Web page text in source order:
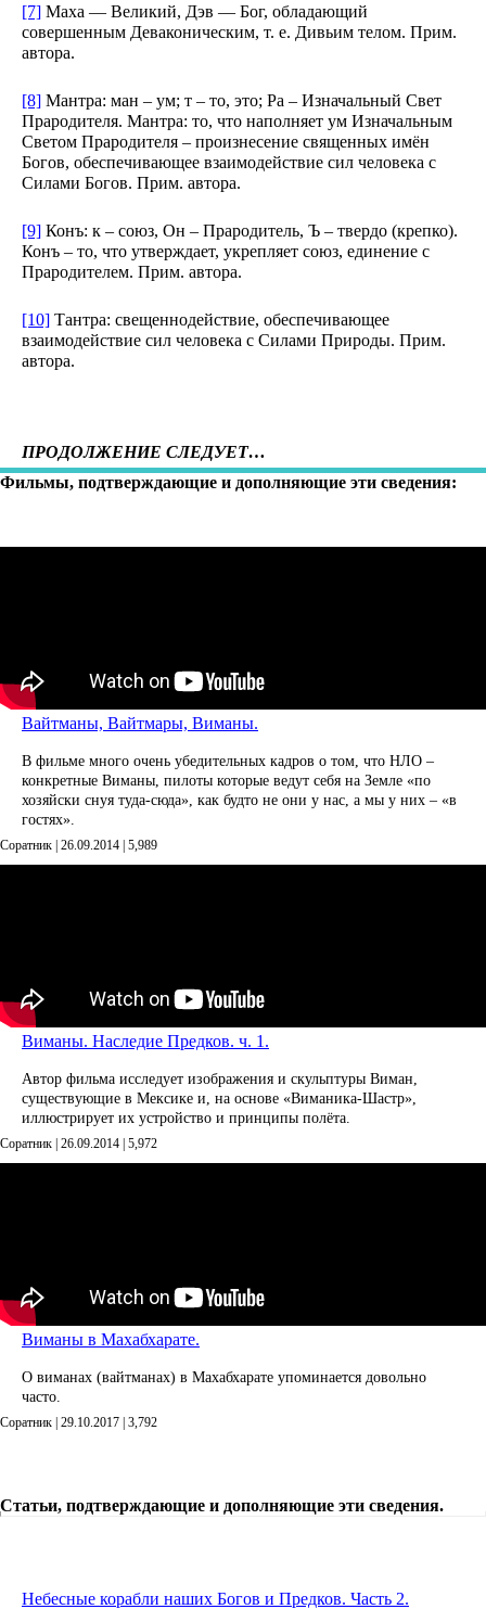
[7] Маха — Великий, Дэв — Бог, обладающий
совершенным Деваконическим, т. е. Дивьим телом. Прим.
автора.
[8] Мантра: ман – ум; т – то, это; Ра – Изначальный Свет
Прародителя. Мантра: то, что наполняет ум Изначальным
Светом Прародителя – произнесение священных имён
Богов, обеспечивающее взаимодействие сил человека с
Силами Богов. Прим. автора.
[9] Конъ: к – союз, Он – Прародитель, Ъ – твердо (крепко).
Конъ – то, что утверждает, укрепляет союз, единение с
Прародителем. Прим. автора.
[10] Тантра: свещеннодействие, обеспечивающее
взаимодействие сил человека с Силами Природы. Прим.
автора.
ПРОДОЛЖЕНИЕ СЛЕДУЕТ…
Фильмы, подтверждающие и дополняющие эти сведения:
Вайтманы, Вайтмары, Виманы.
В фильме много очень убедительных кадров о том, что НЛО –
конкретные Виманы, пилоты которые ведут себя на Земле «по
хозяйски снуя туда-сюда», как будто не они у нас, а мы у них – «в
гостях».
Соратник | 26.09.2014 | 5,989
Виманы. Наследие Предков. ч. 1.
Автор фильма исследует изображения и скульптуры Виман,
существующие в Мексике и, на основе «Виманика-Шастр»,
иллюстрирует их устройство и принципы полёта.
Соратник | 26.09.2014 | 5,972
Виманы в Махабхарате.
О виманах (вайтманах) в Махабхарате упоминается довольно
часто.
Соратник | 29.10.2017 | 3,792
Статьи, подтверждающие и дополняющие эти сведения.
Небесные корабли наших Богов и Предков. Часть 2.